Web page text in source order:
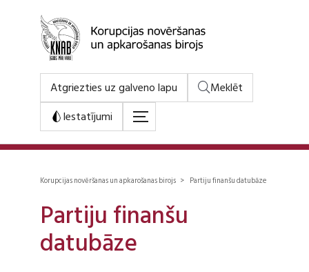
Atgriezties uz galveno lapu
Meklēt
Iestatījumi
Korupcijas novēršanas un apkarošanas birojs > Partiju finanšu datubāze
Partiju finanšu
datubāze